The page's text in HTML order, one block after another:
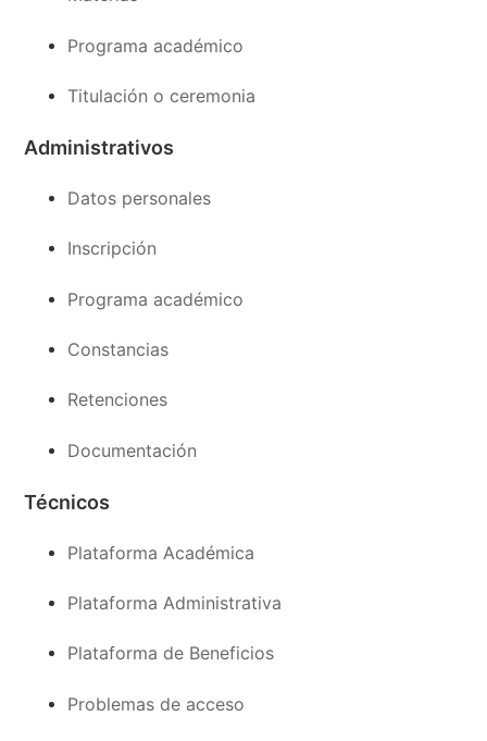
Programa académico
Titulación o ceremonia
Administrativos
Datos personales
Inscripción
Programa académico
Constancias
Retenciones
Documentación
Técnicos
Plataforma Académica
Plataforma Administrativa
Plataforma de Beneficios
Problemas de acceso